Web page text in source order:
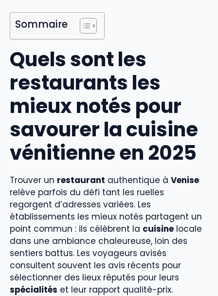
Sommaire
Quels sont les
restaurants les
mieux notés pour
savourer la cuisine
vénitienne en 2025
Trouver un restaurant authentique à Venise
relève parfois du défi tant les ruelles
regorgent d’adresses variées. Les
établissements les mieux notés partagent un
point commun : ils célèbrent la cuisine locale
dans une ambiance chaleureuse, loin des
sentiers battus. Les voyageurs avisés
consultent souvent les avis récents pour
sélectionner des lieux réputés pour leurs
spécialités et leur rapport qualité-prix.